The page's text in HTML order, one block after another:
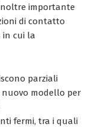
importante
di contatto
cui la
parziali
nuovo modello per
fermi, tra i quali